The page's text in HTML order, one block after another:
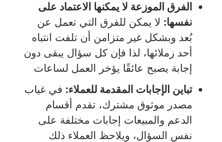
الفرق الموزعة لا يمكنها الاعتماد على
نفسها: لا يمكن للفرق التي تعمل عن
بُعد وبشكل غير متزامن أن تلفت انتباه
أحد زملائها، لذا فإن كل سؤال يبقى دون
إجابة يصبح عائقًا يؤخر العمل لساعات
تباين الإجابات المقدمة للعملاء: في غياب
مصدر موثوق مشترك، تقدم أقسام
الدعم والمبيعات إجابات مختلفة على
نفس السؤال، ويلاحظ العملاء ذلك